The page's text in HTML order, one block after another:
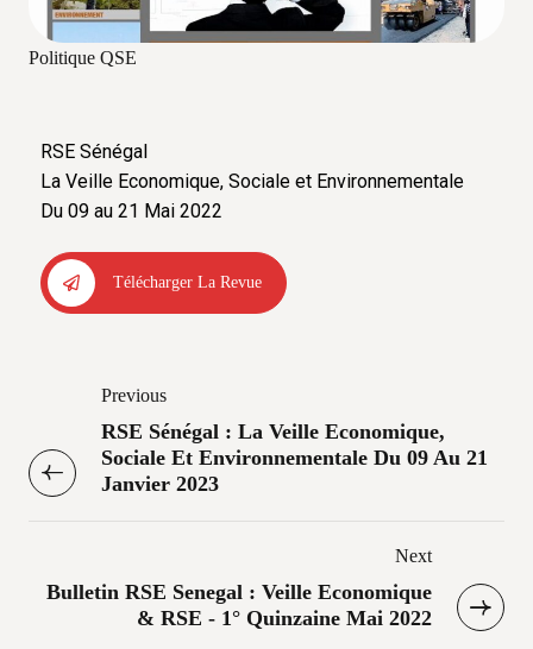
Politique QSE
RSE Sénégal
La Veille Economique, Sociale et Environnementale
Du 09 au 21 Mai 2022
Télécharger La Revue
Previous
RSE Sénégal : La Veille Economique,
Sociale Et Environnementale Du 09 Au 21
Janvier 2023
Next
Bulletin RSE Senegal : Veille Economique
& RSE - 1° Quinzaine Mai 2022